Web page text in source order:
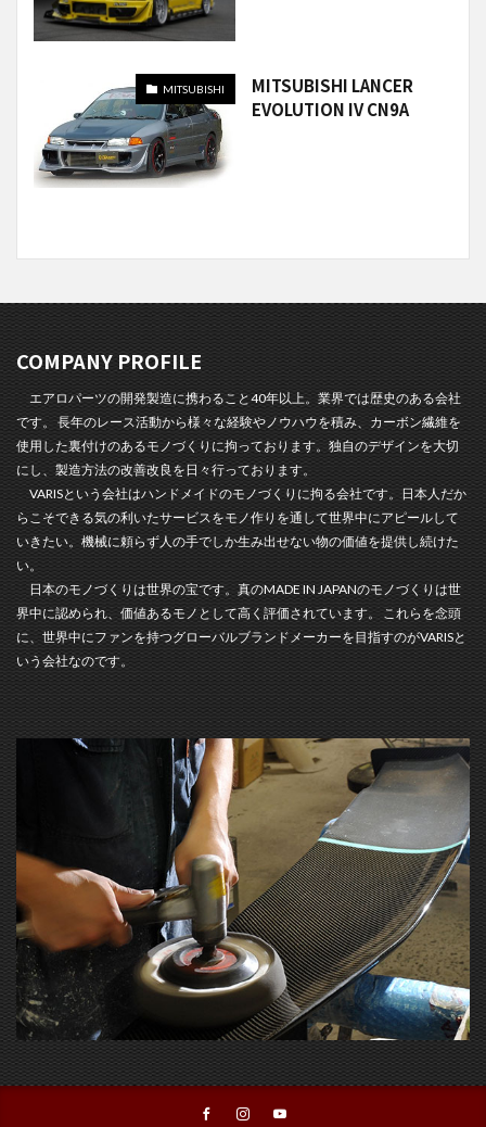
MITSUBISHI
MITSUBISHI LANCER
EVOLUTION IV CN9A
COMPANY PROFILE
エアロパーツの開発製造に携わること40年以上。業界では歴史のある会社
です。 長年のレース活動から様々な経験やノウハウを積み、カーボン繊維を
使用した裏付けのあるモノづくりに拘っております。独自のデザインを大切
にし、製造方法の改善改良を日々行っております。
VARISという会社はハンドメイドのモノづくりに拘る会社です。日本人だか
らこそできる気の利いたサービスをモノ作りを通して世界中にアピールして
いきたい。機械に頼らず人の手でしか生み出せない物の価値を提供し続けた
い。
日本のモノづくりは世界の宝です。真のMADE IN JAPANのモノづくりは世
界中に認められ、価値あるモノとして高く評価されています。 これらを念頭
に、世界中にファンを持つグローバルブランドメーカーを目指すのがVARISと
いう会社なのです。